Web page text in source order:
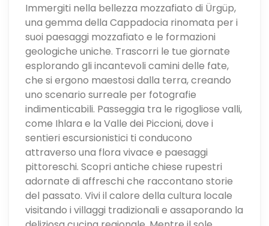
Immergiti nella bellezza mozzafiato di Ürgüp,
una gemma della Cappadocia rinomata per i
suoi paesaggi mozzafiato e le formazioni
geologiche uniche. Trascorri le tue giornate
esplorando gli incantevoli camini delle fate,
che si ergono maestosi dalla terra, creando
uno scenario surreale per fotografie
indimenticabili. Passeggia tra le rigogliose valli,
come Ihlara e la Valle dei Piccioni, dove i
sentieri escursionistici ti conducono
attraverso una flora vivace e paesaggi
pittoreschi. Scopri antiche chiese rupestri
adornate di affreschi che raccontano storie
del passato. Vivi il calore della cultura locale
visitando i villaggi tradizionali e assaporando la